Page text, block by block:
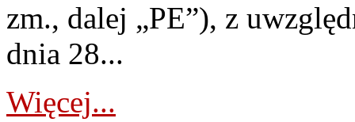
zm., dalej „PE”), z
dnia 28...
Więcej...